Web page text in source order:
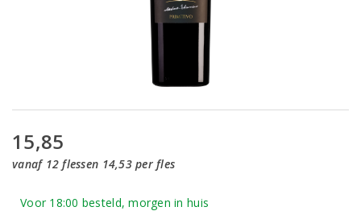
15,85
vanaf 12 flessen 14,53 per fles
Voor 18:00 besteld, morgen in huis